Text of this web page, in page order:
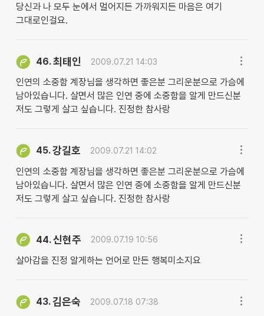
당신과 나 모두 눈에서 멀어지든 가까워지든 마음은 여기
그대로인걸요.
46.최태인 2009.07.21 14:03
인연의 소중함 계장님을 생각하면 좋은분 그리운분으로 가슴에
남아있습니다. 살면서 많은 인연 중에 소중함을 알게 만드신분
저도 그렇게 살고 싶습니다. 진정한 참사랑
45.강길호 2009.07.21 14:02
인연의 소중함 계장님을 생각하면 좋은분 그리운분으로 가슴에
남아있습니다. 살면서 많은 인연 중에 소중함을 알게 만드신분
저도 그렇게 살고 싶습니다. 진정한 참사랑
44.신현주 2009.07.19 10:56
살아감을 진정 알게하는 언어로 만든 행복미소지요
43.김은숙 2009.07.18 07:38